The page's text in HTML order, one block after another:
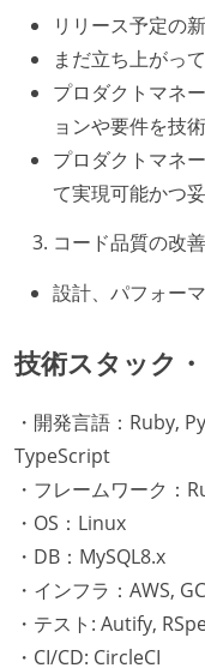
リリース予定の
まだ立ち上がっ
プロダクトマネ
ョンや要件を技
プロダクトマネ
て実現可能かつ
コード品質の改善
設計、パフォー
技術スタック
・開発言語：Ruby,
TypeScript
・フレームワーク：
・OS：Linux
・DB：MySQL8.x
・インフラ：AWS,
・テスト: Autify,
・CI/CD: CircleCI